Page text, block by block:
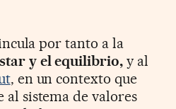
por tanto a la
y el equilibrio, y al
, en un contexto que
sistema de valores